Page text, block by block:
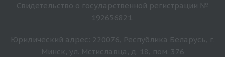
Свидетельство о государственной регистрации №
192656821.
Юридический адрес: 220076, Республика Беларусь, г.
Минск, ул. Мстиславца, д. 18, пом. 376